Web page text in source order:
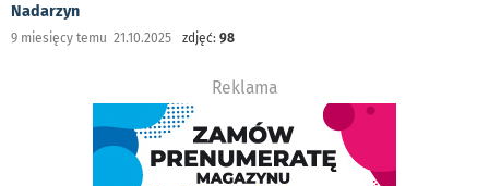
Nadarzyn
9 miesięcy temu 21.10.2025 zdjęć: 98
Reklama